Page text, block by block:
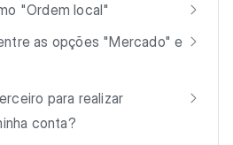
"Ordem local"
as opções "Mercado" e
para realizar
conta?